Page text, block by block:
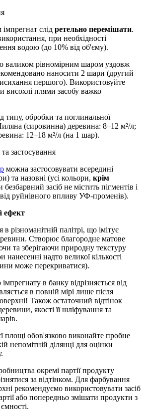
слід ретельно перемішати.
при необхідності
водою (до 10% від об'єму).
валиком рівномірним шаром уздовж
наносити 2 шари (другий
першого). Використовуйте
висохлі плями засобу важко
типу, обробки та поглинальної
(сировинна) деревина: 8–12 м²/л;
12–18 м²/л (на 1 шар).
застосування
можна застосовувати всередині
та назовні (усі кольори, крім
безбарвний засіб не містить пігментів і
руйнівного впливу УФ-променів).
ефект
різноманітній палітрі, що імітує
Створює благородне матове
та зберігаючи природну текстуру
надто великої кількості
може перекриватися).
імпрегнату в банку відрізняється від
в повній мірі лише після
Також остаточний відтінок
якості її шліфування та
площі обов'язково виконайте пробне
непомітній ділянці для оцінки
окремі партії продукту
за відтінком. Для фарбування
рекомендуємо використовувати засіб
або попередньо змішати продукти з